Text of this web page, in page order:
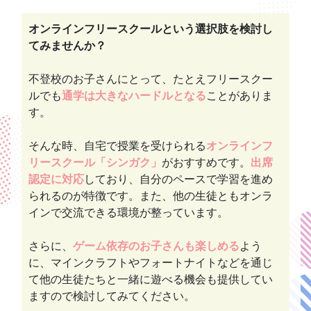
オンラインフリースクールという選択肢を検討し
てみませんか？
不登校のお子さんにとって、たとえフリースクー
ルでも通学は大きなハードルとなることがありま
す。
そんな時、自宅で授業を受けられるオンラインフ
リースクール「シンガク」 がおすすめです。 出席
認定に対応しており、自分のペースで学習を進め
られるのが特徴です。また、他の生徒ともオンラ
インで交流できる環境が整っています。
さらに、 ゲーム依存のお子さんも楽しめるよう
に、マインクラフトやフォートナイトなどを通じ
て他の生徒たちと一緒に遊べる機会も提供してい
ますので検討してみてください。